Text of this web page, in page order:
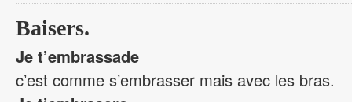
Baisers.
Je t’embrassade
c’est comme s’embrasser mais avec les bras.